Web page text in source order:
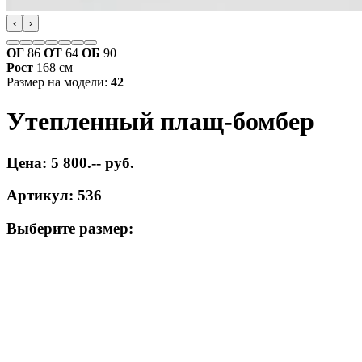
‹ ›
ОГ 86 ОТ 64 ОБ 90
Рост 168 см
Размер на модели: 42
Утепленный плащ-бомбер
Цена: 5 800.-- руб.
Артикул: 536
Выберите размер: